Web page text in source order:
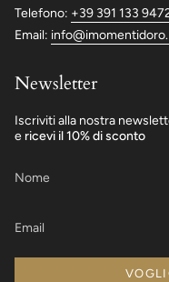
Telefono: +39 391 133
Email:
Newsletter
Iscriviti alla nostra
e ricevi il 10% di sconto